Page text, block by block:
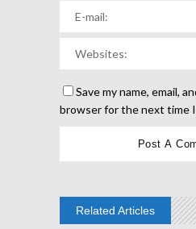
Save my name, email,
browser for the next time
Related Articles